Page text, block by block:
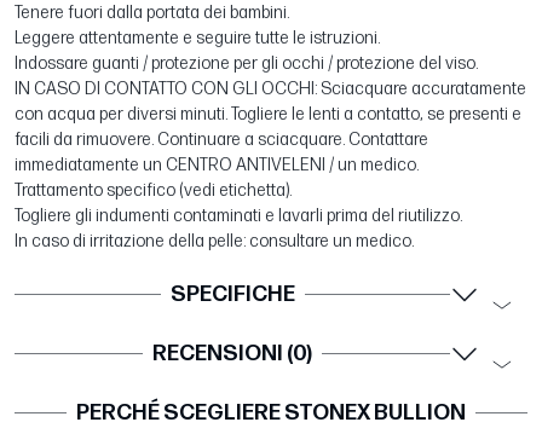
Tenere fuori dalla portata dei bambini.
Leggere attentamente e seguire tutte le istruzioni.
Indossare guanti / protezione per gli occhi / protezione del viso.
IN CASO DI CONTATTO CON GLI OCCHI: Sciacquare accuratamente
con acqua per diversi minuti. Togliere le lenti a contatto, se presenti e
facili da rimuovere. Continuare a sciacquare. Contattare
immediatamente un CENTRO ANTIVELENI / un medico.
Trattamento specifico (vedi etichetta).
Togliere gli indumenti contaminati e lavarli prima del riutilizzo.
In caso di irritazione della pelle: consultare un medico.
SPECIFICHE
RECENSIONI (0)
PERCHÉ SCEGLIERE STONEX BULLION